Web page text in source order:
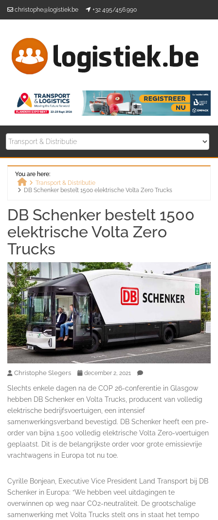
christophe@logistiek.be +32 495/456.990
You are here:
Home
Transport & Distributie
DB Schenker bestelt 1500 elektrische Volta Zero Trucks
DB Schenker bestelt 1500
elektrische Volta Zero
Trucks
Christophe Slegers december 2, 2021
Slechts enkele dagen na de COP 26-conferentie in Glasgow
hebben DB Schenker en Volta Trucks, producent van volledig
elektrische bedrijfsvoertuigen, een intensief
samenwerkingsverband bevestigd. DB Schenker heeft een pre-
order van bijna 1.500 volledig elektrische Volta Zero-voertuigen
geplaatst. Dit is de belangrijkste order voor grote emissievrije
vrachtwagens in Europa tot nu toe.
Cyrille Bonjean, Executive Vice President Land Transport bij DB
Schenker in Europa: “We hebben veel uitdagingen te
overwinnen op weg naar CO2-neutraliteit. De grootschalige
samenwerking met Volta Trucks stelt ons in staat het tempo